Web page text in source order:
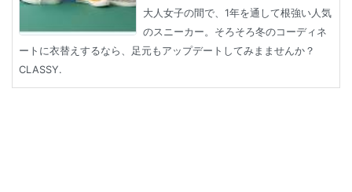
大人女子の間で、1年を通して根強い人気
のスニーカー。そろそろ冬のコーディネ
ートに衣替えするなら、足元もアップデートしてみまませんか？
CLASSY.